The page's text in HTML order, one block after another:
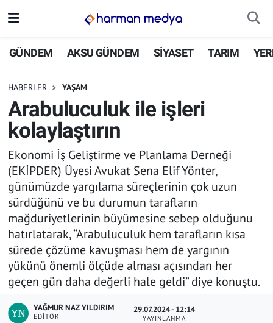
GÜNDEM AKSU GÜNDEM SİYASET TARIM
HABERLER YAŞAM
Arabuluculuk ile işleri
kolaylaştırın
Ekonomi İş Geliştirme ve Planlama Derneği
(EKİPDER) Üyesi Avukat Sena Elif Yönter,
günümüzde yargılama süreçlerinin çok uzun
sürdüğünü ve bu durumun tarafların
mağduriyetlerinin büyümesine sebep olduğunu
hatırlatarak, “Arabuluculuk hem tarafların kısa
sürede çözüme kavuşması hem de yargının
yükünü önemli ölçüde alması açısından her
geçen gün daha değerli hale geldi” diye konuştu.
YAĞMUR NAZ YILDIRIM
EDITÖR
29.07.2024 - 12:14
YAYINLANMA
GÜNDEM
SİYASET
TARIM
YEREL YÖNETİMLER
EKONOMİ
ASAYİŞ
SPOR
İstanbul Nöbetçi Eczaneler
İstanbul Trafik Yoğunluk Haritası
Süper Lig Puan Durumu ve Fikstür
Tüm Manşetler
Son Dakika Haberleri
Haber Arşivi